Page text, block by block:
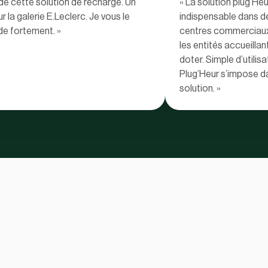
cette solution de recharge. Un
la galerie E.Leclerc. Je vous le
fortement. »
« La solution
indispensable dans
centres
les entités
doter. Simple
Plug’Heur s’impose
solution. »